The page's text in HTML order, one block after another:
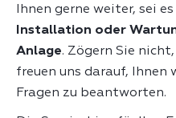
Ihnen gerne weiter, sei
Installation oder
Anlage. Zögern Sie
freuen uns darauf, Ihnen
Fragen zu beantworten.